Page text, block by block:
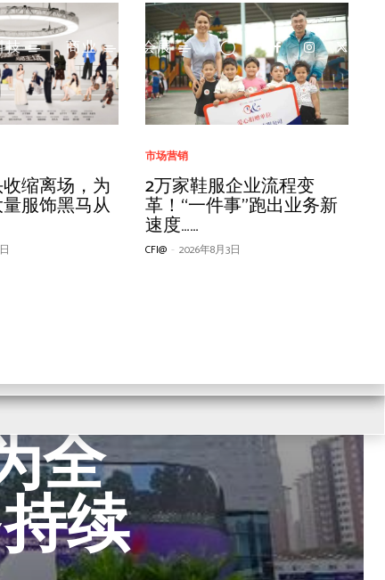
技 商业 会展
大
全
续
料“巅峰对
桥优选”评审
新高度
面料
索康尼 X SORONA® ｜演
绎高智羊毛运动生活
CFI@ - 2026年4月30日
第五届纺织服
船奖” 颁奖盛
商业信息
赛得利与蕉内达成战略合
作——以再生纤维素纤维为
核心，共同推进中国服装
产业高质量升级
国际奢牌前设
为创意总
冰冰、胡杏
雅”
女装
元陌 YOMO 亮相第五届潮
汕服博会, 以品类创新定
义内衣外穿融合新赛道
CFI@ - 2026年3月20日
十三载：数
筑服装产业
IT信息化
海柔闪攀机器人驱动李宁
智能仓储再升级
CFI@ - 2025年7月29日
追溯性：企
影响高达
市场营销
时尚行业的可追溯性：企
业关键决策可影响高达
77%的碳足迹
CFI@ - 2026年7月29日
缩离场，为
服饰黑马从
市场营销
2万家鞋服企业流程变
革！“一件事”跑出业务新
速度……
CFI@ - 2026年8月3日